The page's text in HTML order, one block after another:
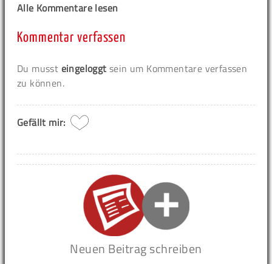
Alle Kommentare lesen
Kommentar verfassen
Du musst eingeloggt sein um Kommentare verfassen
zu können.
Gefällt mir:
Neuen Beitrag schreiben